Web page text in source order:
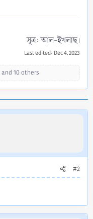
সূত্র: আল-ইখলাছ।​
Last edited: Dec 4, 2023
and 10 others
#2